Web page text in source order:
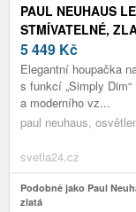
PAUL NEUHAUS
STMÍVATELNÉ,
5 449 Kč
Elegantní houpačka
s funkcí „Simply
a moderního vz...
paul neuhaus,
svetla24.cz
Podobně jako Paul
zlatá